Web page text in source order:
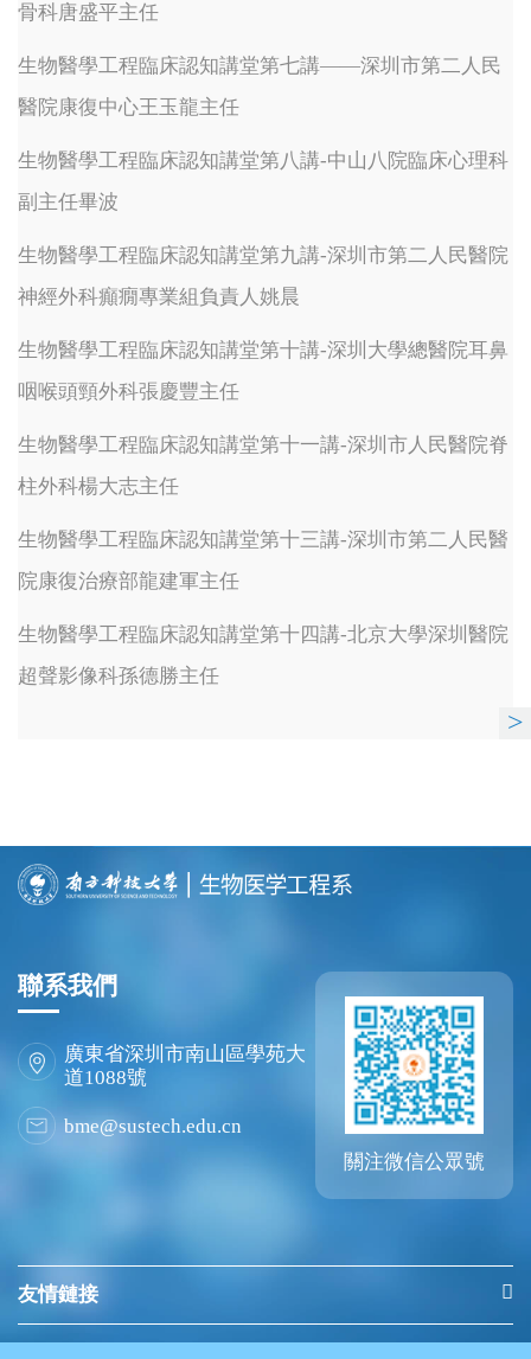
>
骨科唐盛平主任
生物醫學工程臨床認知講堂第七講——深圳市第二人民
醫院康復中心王玉龍主任
生物醫學工程臨床認知講堂第八講-中山八院臨床心理科
副主任畢波
生物醫學工程臨床認知講堂第九講-深圳市第二人民醫院
神經外科癲癇專業組負責人姚晨
生物醫學工程臨床認知講堂第十講-深圳大學總醫院耳鼻
咽喉頭頸外科張慶豐主任
生物醫學工程臨床認知講堂第十一講-深圳市人民醫院脊
柱外科楊大志主任
生物醫學工程臨床認知講堂第十三講-深圳市第二人民醫
院康復治療部龍建軍主任
生物醫學工程臨床認知講堂第十四講-北京大學深圳醫院
超聲影像科孫德勝主任
聯系我們
廣東省深圳市南山區學苑大
道1088號
bme@sustech.edu.cn
關注微信公眾號
友情鏈接